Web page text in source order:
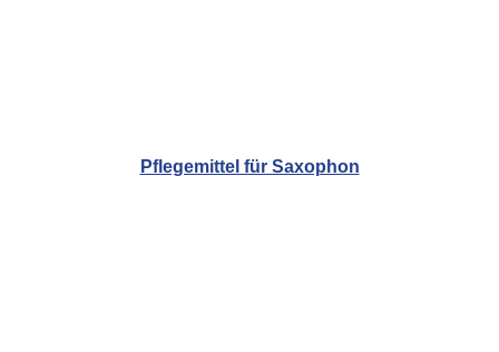
Pflegemittel für Saxophon